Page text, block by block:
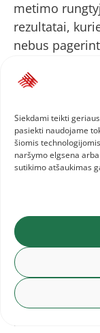
Siekdami teikti
pasiekti naudojame
šiomis
naršymo elgsena
sutikimo atšaukimas
metimo
rezultatai,
nebus
vietos kaip
daug
aštunta,
„Savo
neblogai.
grupėje
ėjikių. Tikrai